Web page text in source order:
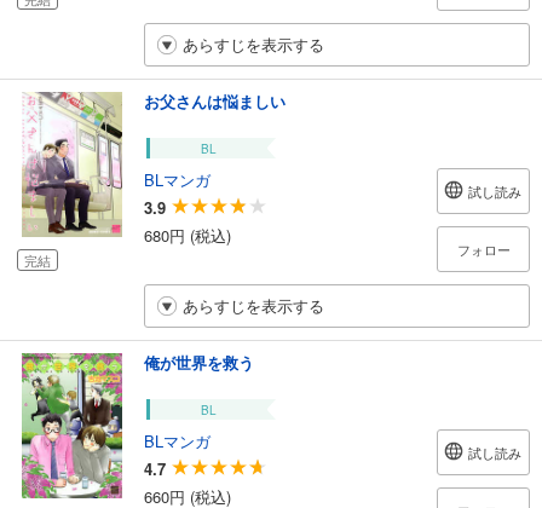
あらすじを表示する
完結
お父さんは悩ましい
BL
BLマンガ
3.9
680円 (税込)
試し読み
フォロー
あらすじを表示する
俺が世界を救う
BL
BLマンガ
4.7
660円 (税込)
試し読み